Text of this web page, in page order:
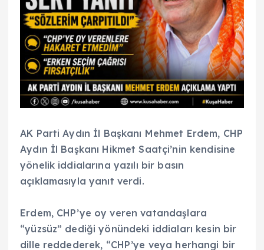
AK Parti Aydın İl Başkanı Mehmet Erdem, CHP
Aydın İl Başkanı Hikmet Saatçi’nin kendisine
yönelik iddialarına yazılı bir basın
açıklamasıyla yanıt verdi.
Erdem, CHP’ye oy veren vatandaşlara
“yüzsüz” dediği yönündeki iddiaları kesin bir
dille reddederek, “CHP’ye veya herhangi bir